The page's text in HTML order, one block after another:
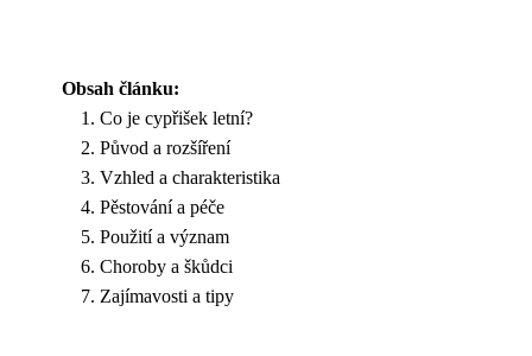
Obsah článku:
Co je cypřišek letní?
Původ a rozšíření
Vzhled a charakteristika
Pěstování a péče
Použití a význam
Choroby a škůdci
Zajímavosti a tipy